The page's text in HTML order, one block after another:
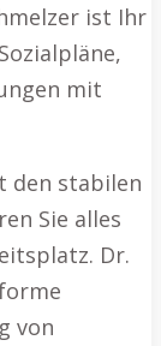
ist Ihr
mit
den stabilen
Sie alles
Dr.
von